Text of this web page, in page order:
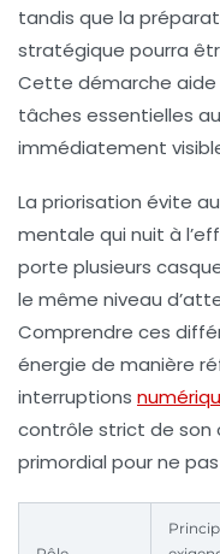
tandis que la
stratégique pourra
Cette démarche aide
tâches essentielles
immédiatement
La priorisation évite
mentale qui nuit à
porte plusieurs
le même niveau
Comprendre ces
énergie de manière
interruptions
contrôle strict de son
primordial pour ne